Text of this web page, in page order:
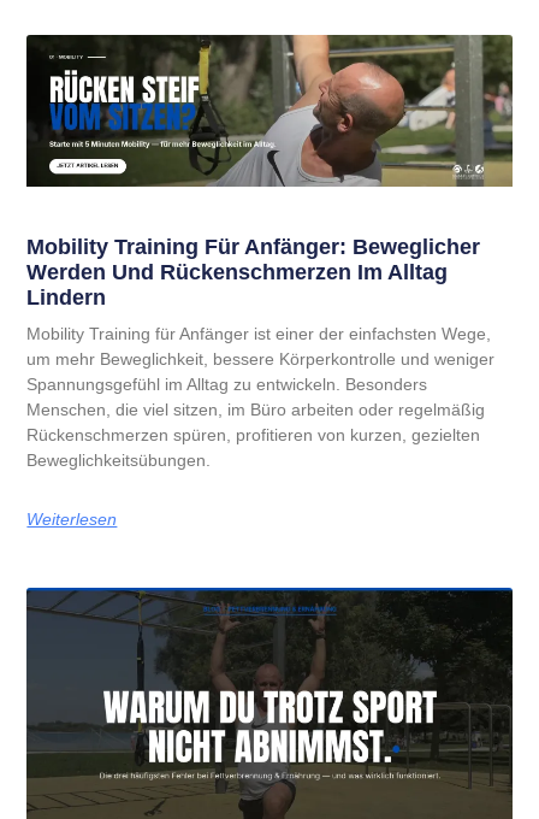
Mobility Training Für Anfänger: Beweglicher
Werden Und Rückenschmerzen Im Alltag
Lindern
Mobility Training für Anfänger ist einer der einfachsten Wege,
um mehr Beweglichkeit, bessere Körperkontrolle und weniger
Spannungsgefühl im Alltag zu entwickeln. Besonders
Menschen, die viel sitzen, im Büro arbeiten oder regelmäßig
Rückenschmerzen spüren, profitieren von kurzen, gezielten
Beweglichkeitsübungen.
Weiterlesen